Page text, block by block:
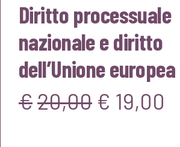
Diritto processuale
nazionale e diritto
dell’Unione europea
€20,00 Il
€ 19,00